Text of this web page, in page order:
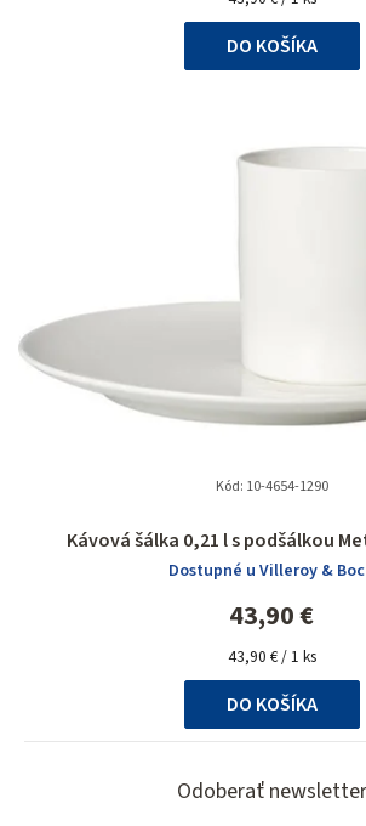
cena:
DO KOŠÍKA
Kávová šálka 0,21 l s podšálkou
Dostupné u Villeroy &
43,90 €
Jednotková
cena:
43,90 € / 1 ks
DO KOŠÍKA
Kód: 10-4654-1290
Odoberať newsletter